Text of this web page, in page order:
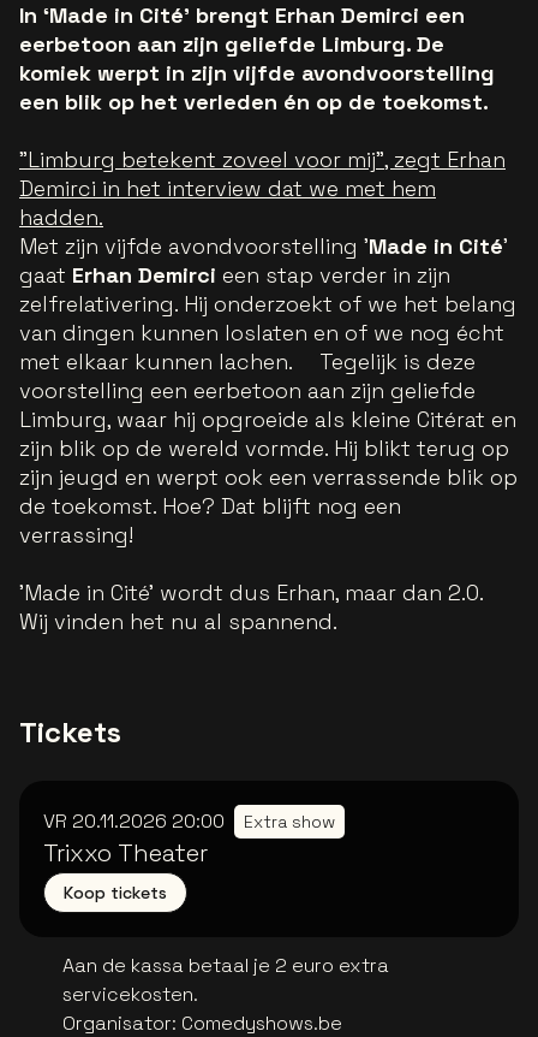
In ‘Made in Cité’ brengt Erhan Demirci een
eerbetoon aan zijn geliefde Limburg. De
komiek werpt in zijn vijfde avondvoorstelling
een blik op het verleden én op de toekomst.
"Limburg betekent zoveel voor mij", zegt Erhan
Demirci in het interview dat we met hem
hadden.
Met zijn vijfde avondvoorstelling 'Made in Cité'
gaat Erhan Demirci een stap verder in zijn
zelfrelativering. Hij onderzoekt of we het belang
van dingen kunnen loslaten en of we nog écht
met elkaar kunnen lachen. Tegelijk is deze
voorstelling een eerbetoon aan zijn geliefde
Limburg, waar hij opgroeide als kleine Citérat en
zijn blik op de wereld vormde. Hij blikt terug op
zijn jeugd en werpt ook een verrassende blik op
de toekomst. Hoe? Dat blijft nog een
verrassing!
'Made in Cité' wordt dus Erhan, maar dan 2.0.
Wij vinden het nu al spannend.
Tickets
VR 20.11.2026 20:00 Extra show
Trixxo Theater
Koop tickets
Aan de kassa betaal je 2 euro extra
servicekosten.
Organisator: Comedyshows.be